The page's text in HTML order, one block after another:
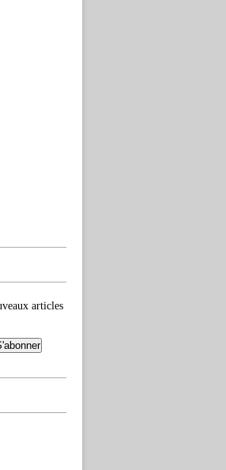
articles